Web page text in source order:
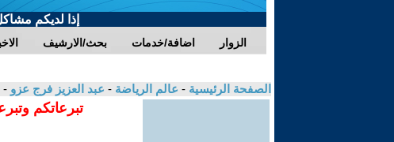
إذا لديكم
بحث/الارشيف اضافة/خدمات الزوار
الصفحة الرئيسية - عالم الرياضة - عبد العزيز فرج عزو -
تبرعاتكم